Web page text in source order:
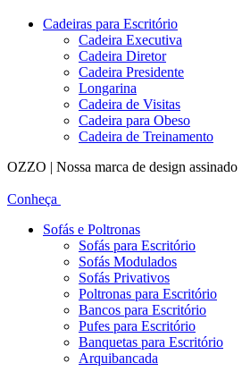
Cadeiras para Escritório
Cadeira Executiva
Cadeira Diretor
Cadeira Presidente
Longarina
Cadeira de Visitas
Cadeira para Obeso
Cadeira de Treinamento
OZZO | Nossa marca de design assinado
Conheça
Sofás e Poltronas
Sofás para Escritório
Sofás Modulados
Sofás Privativos
Poltronas para Escritório
Bancos para Escritório
Pufes para Escritório
Banquetas para Escritório
Arquibancada